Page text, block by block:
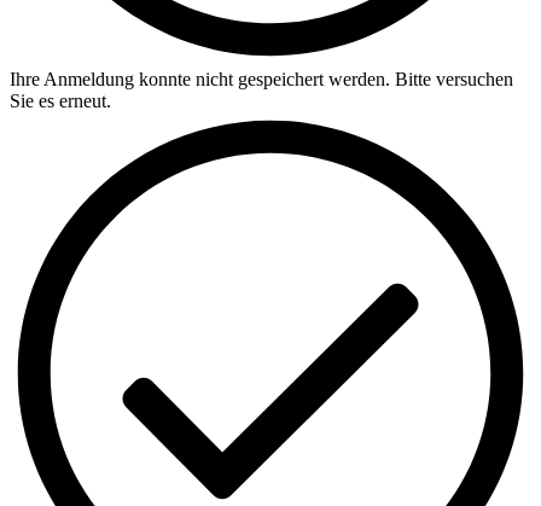
Ihre Anmeldung konnte nicht gespeichert werden. Bitte versuchen
Sie es erneut.